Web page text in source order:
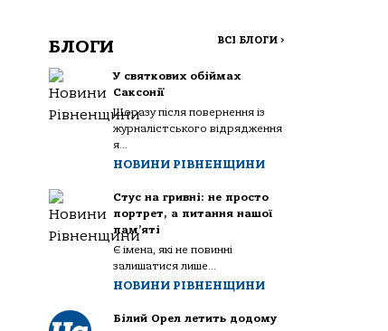
БЛОГИ ВСІ БЛОГИ >
У святкових обіймах
Саксонії
Щоразу після повернення із
журналістського відрядження
я...
НОВИНИ РІВНЕНЩИНИ
Стус на гривні: не просто
портрет, а питання нашої
пам’яті
Є імена, які не повинні
залишатися лише...
НОВИНИ РІВНЕНЩИНИ
Білий Орел летить додому